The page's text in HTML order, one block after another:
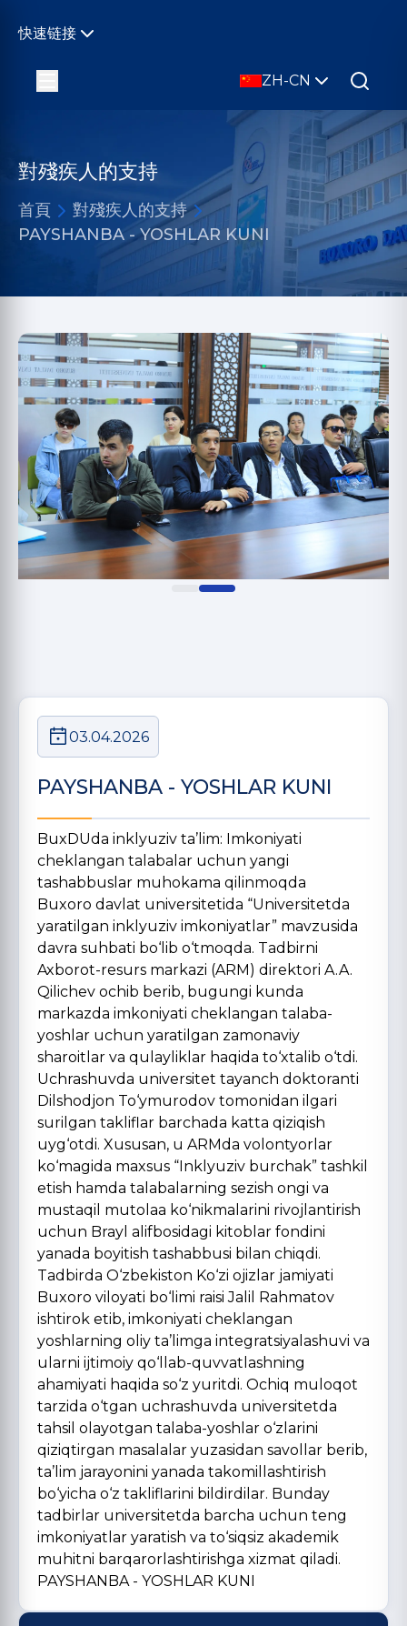
快速链接
ZH-CN
對殘疾人的支持
首頁
對殘疾人的支持
PAYSHANBA - YOSHLAR KUNI
03.04.2026
PAYSHANBA - YOSHLAR KUNI
BuxDUda inklyuziv ta’lim: Imkoniyati
cheklangan talabalar uchun yangi
tashabbuslar muhokama qilinmoqda
Buxoro davlat universitetida “Universitetda
yaratilgan inklyuziv imkoniyatlar” mavzusida
davra suhbati bo‘lib o‘tmoqda. Tadbirni
Axborot-resurs markazi (ARM) direktori A.A.
Qilichev ochib berib, bugungi kunda
markazda imkoniyati cheklangan talaba-
yoshlar uchun yaratilgan zamonaviy
sharoitlar va qulayliklar haqida to‘xtalib o‘tdi.
Uchrashuvda universitet tayanch doktoranti
Dilshodjon To‘ymurodov tomonidan ilgari
surilgan takliflar barchada katta qiziqish
uyg‘otdi. Xususan, u ARMda volontyorlar
ko‘magida maxsus “Inklyuziv burchak” tashkil
etish hamda talabalarning sezish ongi va
mustaqil mutolaa ko‘nikmalarini rivojlantirish
uchun Brayl alifbosidagi kitoblar fondini
yanada boyitish tashabbusi bilan chiqdi.
Tadbirda O‘zbekiston Ko‘zi ojizlar jamiyati
Buxoro viloyati bo‘limi raisi Jalil Rahmatov
ishtirok etib, imkoniyati cheklangan
yoshlarning oliy ta’limga integratsiyalashuvi va
ularni ijtimoiy qo‘llab-quvvatlashning
ahamiyati haqida so‘z yuritdi. Ochiq muloqot
tarzida o‘tgan uchrashuvda universitetda
tahsil olayotgan talaba-yoshlar o‘zlarini
qiziqtirgan masalalar yuzasidan savollar berib,
ta’lim jarayonini yanada takomillashtirish
bo‘yicha o‘z takliflarini bildirdilar. Bunday
tadbirlar universitetda barcha uchun teng
imkoniyatlar yaratish va to‘siqsiz akademik
muhitni barqarorlashtirishga xizmat qiladi.
PAYSHANBA - YOSHLAR KUNI